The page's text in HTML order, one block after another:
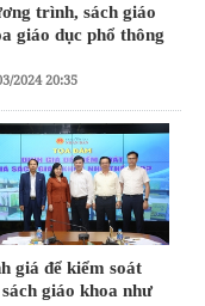
trình, sách giáo
giáo dục phổ thông
2024 20:35
giá để kiểm soát
giáo khoa như